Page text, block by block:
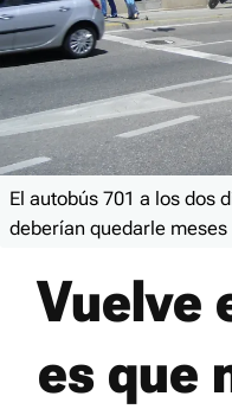
El autobús 701 a los dos
deberían quedarle meses
Vuelve
es que